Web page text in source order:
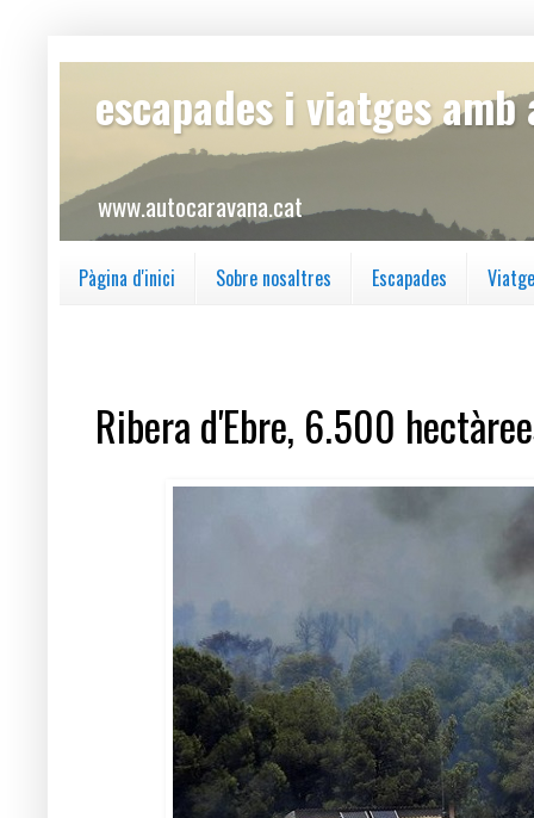
escapades i viatges
www.autocaravana.cat
Pàgina d'inici Sobre nosaltres Escapades
Ribera d'Ebre, 6.500